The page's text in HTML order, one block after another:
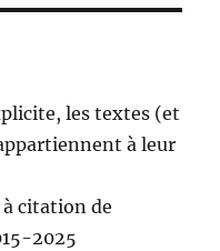
les textes (et
à leur
citation de
2025